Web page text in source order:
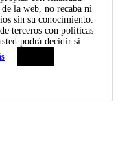
la web, no recaba ni
sin su conocimiento.
terceros con políticas
podrá decidir si